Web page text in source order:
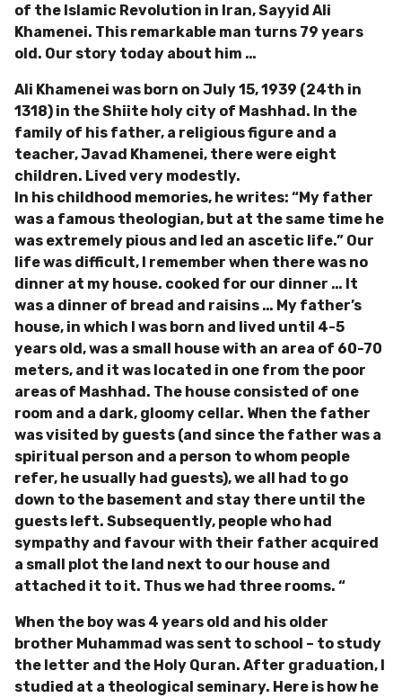
of the Islamic Revolution in Iran, Sayyid Ali
Khamenei. This remarkable man turns 79 years
old. Our story today about him …
Ali Khamenei was born on July 15, 1939 (24th in
1318) in the Shiite holy city of Mashhad. In the
family of his father, a religious figure and a
teacher, Javad Khamenei, there were eight
children. Lived very modestly.
In his childhood memories, he writes: “My father
was a famous theologian, but at the same time he
was extremely pious and led an ascetic life.” Our
life was difficult, I remember when there was no
dinner at my house. cooked for our dinner … It
was a dinner of bread and raisins … My father’s
house, in which I was born and lived until 4-5
years old, was a small house with an area of 60-70
meters, and it was located in one from the poor
areas of Mashhad. The house consisted of one
room and a dark, gloomy cellar. When the father
was visited by guests (and since the father was a
spiritual person and a person to whom people
refer, he usually had guests), we all had to go
down to the basement and stay there until the
guests left. Subsequently, people who had
sympathy and favour with their father acquired
a small plot the land next to our house and
attached it to it. Thus we had three rooms. “
When the boy was 4 years old and his older
brother Muhammad was sent to school – to study
the letter and the Holy Quran. After graduation, I
studied at a theological seminary. Here is how he